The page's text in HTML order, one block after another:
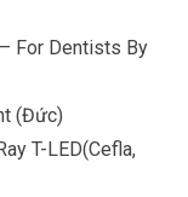
For Dentists By
(Đức)
T-LED(Cefla,